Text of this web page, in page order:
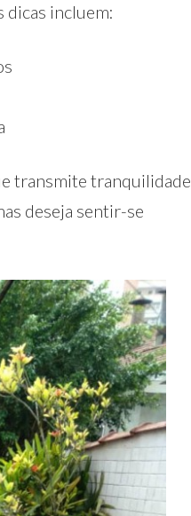
dicas incluem:
transmite tranquilidade
deseja sentir-se